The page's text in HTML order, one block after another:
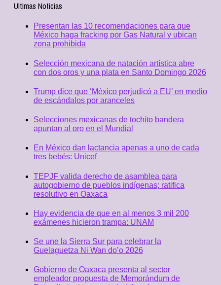
Ultimas Noticias
Presentan las 10 recomendaciones para que
México haga fracking por Gas Natural y ubican
zona prohibida
Selección mexicana de natación artística abre
con dos oros y una plata en Santo Domingo 2026
Trump dice que ‘México perjudicó a EU’ en medio
de escándalos por aranceles
Selecciones mexicanas de tochito bandera
apuntan al oro en el Mundial
En México dan lactancia apenas a uno de cada
tres bebés: Unicef
TEPJF valida derecho de asamblea para
autogobierno de pueblos indígenas; ratifica
resolutivo en Oaxaca
Hay evidencia de que en al menos 3 mil 200
exámenes hicieron trampa: UNAM
Se une la Sierra Sur para celebrar la
Guelaguetza Ni Wan do’o 2026
Gobierno de Oaxaca presenta al sector
empleador propuesta de Memorándum de